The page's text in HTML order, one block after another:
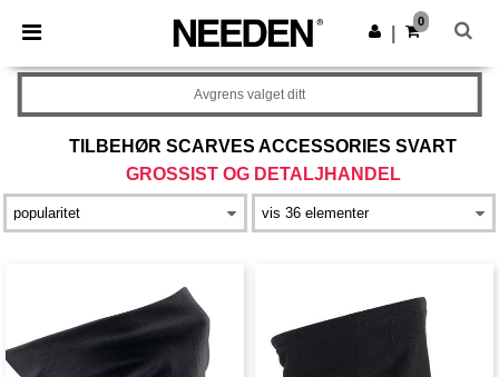
× Needen-app
Bedre priser i appen!
Last ned app
0
TILBEHØR SCARVES ACCESSORIES SVART
GROSSIST OG DETALJHANDEL
Avgrens valget ditt